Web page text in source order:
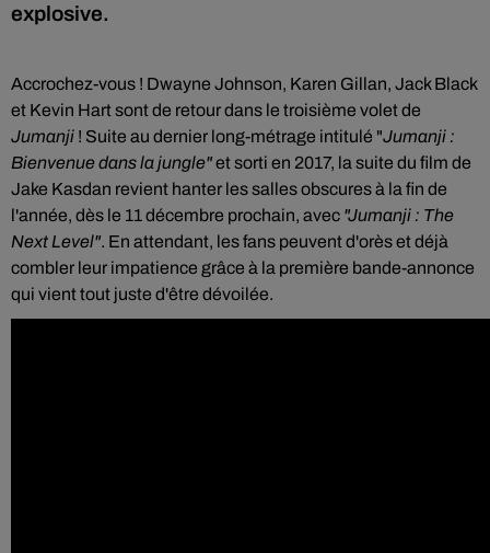
explosive.
Accrochez-vous ! Dwayne Johnson, Karen Gillan, Jack Black
et Kevin Hart sont de retour dans le troisième volet de
Jumanji ! Suite au dernier long-métrage intitulé "Jumanji :
Bienvenue dans la jungle"et sorti en 2017, la suite du film de
Jake Kasdan revient hanter les salles obscures à la fin de
l'année, dès le 11 décembre prochain, avec "Jumanji : The
Next Level". En attendant, les fans peuvent d'orès et déjà
combler leur impatience grâce à la première bande-annonce
qui vient tout juste d'être dévoilée.